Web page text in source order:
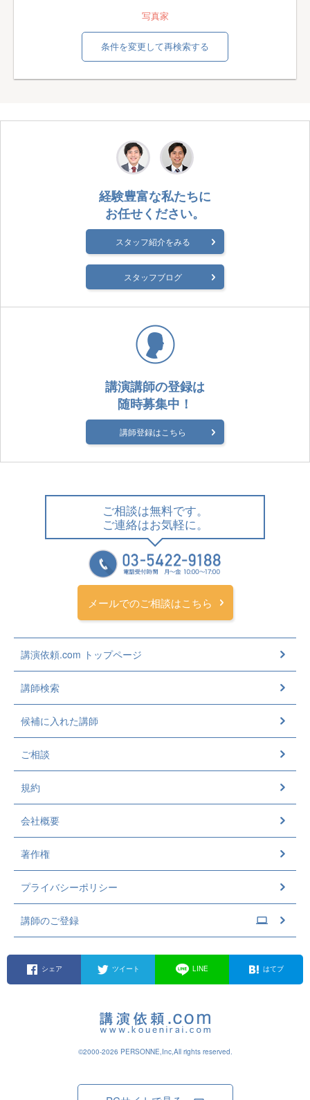
写真家
条件を変更して再検索する
経験豊富な私たちに
お任せください。
スタッフ紹介をみる
スタッフブログ
講演講師の登録は
随時募集中！
講師登録はこちら
ご相談は無料です。
ご連絡はお気軽に。
メールでのご相談はこちら
講演依頼.com トップページ
講師検索
候補に入れた講師
ご相談
規約
会社概要
著作権
プライバシーポリシー
講師のご登録
シェア ツイート LINE はてブ
©2000-2026 PERSONNE,Inc,All rights reserved.